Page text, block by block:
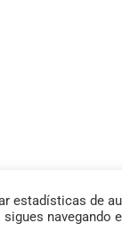
estadísticas de
navegando